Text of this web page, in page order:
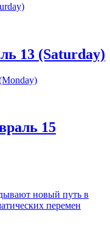
13 (Saturday)
15